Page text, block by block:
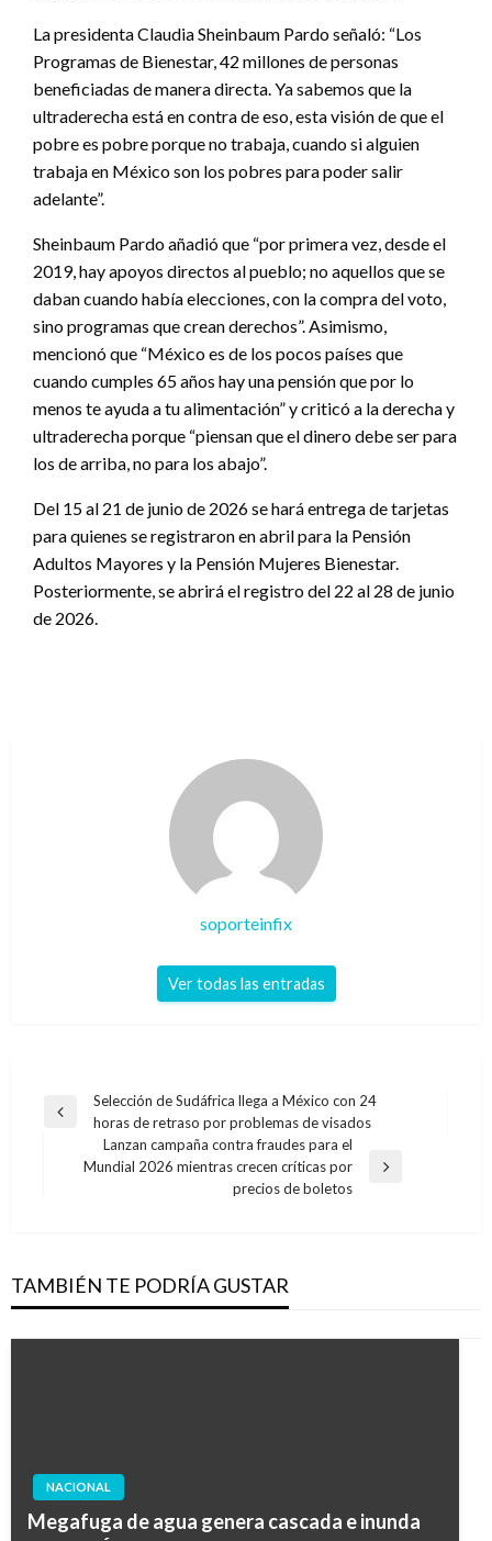
La presidenta Claudia Sheinbaum Pardo señaló: “Los
Programas de Bienestar, 42 millones de personas
beneficiadas de manera directa. Ya sabemos que la
ultraderecha está en contra de eso, esta visión de que el
pobre es pobre porque no trabaja, cuando si alguien
trabaja en México son los pobres para poder salir
adelante”.
Sheinbaum Pardo añadió que “por primera vez, desde el
2019, hay apoyos directos al pueblo; no aquellos que se
daban cuando había elecciones, con la compra del voto,
sino programas que crean derechos”. Asimismo,
mencionó que “México es de los pocos países que
cuando cumples 65 años hay una pensión que por lo
menos te ayuda a tu alimentación” y criticó a la derecha y
ultraderecha porque “piensan que el dinero debe ser para
los de arriba, no para los abajo”.
Del 15 al 21 de junio de 2026 se hará entrega de tarjetas
para quienes se registraron en abril para la Pensión
Adultos Mayores y la Pensión Mujeres Bienestar.
Posteriormente, se abrirá el registro del 22 al 28 de junio
de 2026.
soporteinfix
Ver todas las entradas
Navegación
entradas
Entrada
Selección de Sudáfrica llega a México con 24
horas de retraso por problemas de visados
Entrada
Lanzan campaña contra fraudes para el
Mundial 2026 mientras crecen críticas por
precios de boletos
TAMBIÉN TE PODRÍA GUSTAR
NACIONAL
Megafuga de agua genera cascada e inunda